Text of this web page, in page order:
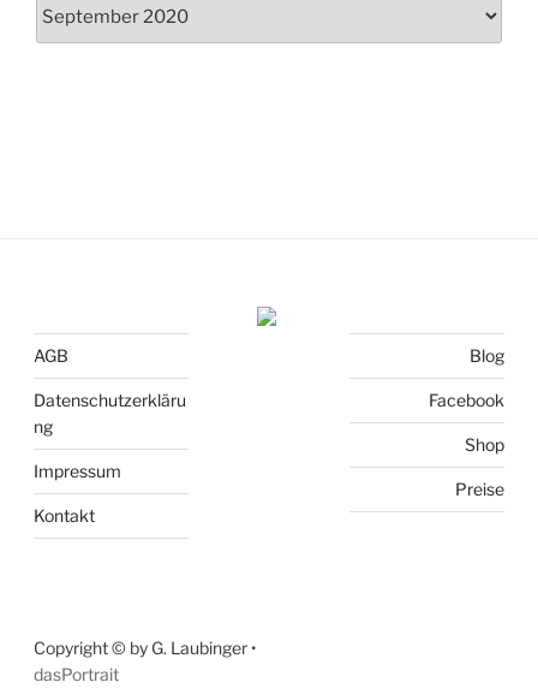
AGB
Datenschutzerkläru
ng
Impressum
Kontakt
Blog
Facebook
Shop
Preise
Copyright © by G. Laubinger •
dasPortrait